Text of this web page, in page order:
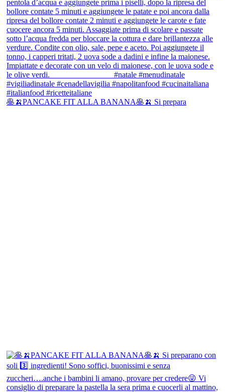
🥞🍌PANCAKE FIT ALLA BANANA🥞🍌 Si prepara